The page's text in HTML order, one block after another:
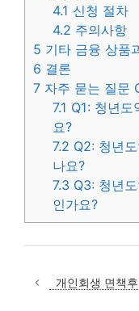
4.1 신청 절차
4.2 주의사항
5 기타 금융 상품
6 결론
7 자주 묻는 질문
7.1 Q1: 청년도
요?
7.2 Q2: 청년
나요?
7.3 Q3: 청년
인가요?
개인회생 면책